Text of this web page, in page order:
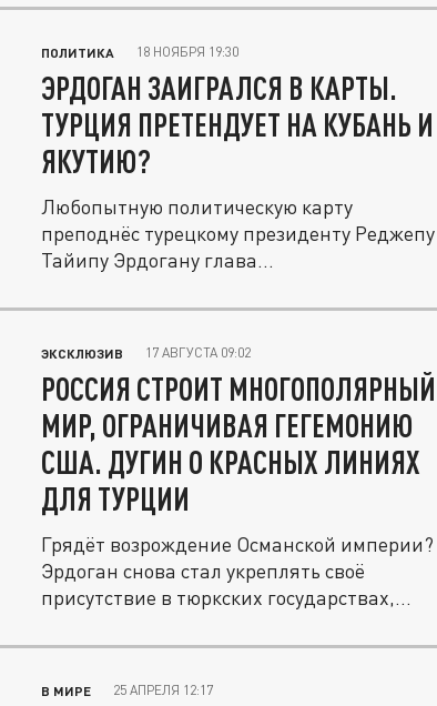
ПОЛИТИКА 18 НОЯБРЯ 19:30
ЭРДОГАН ЗАИГРАЛСЯ В КАРТЫ.
ТУРЦИЯ ПРЕТЕНДУЕТ НА КУБАНЬ И
ЯКУТИЮ?
Любопытную политическую карту
преподнёс турецкому президенту Реджепу
Тайипу Эрдогану глава...
ЭКСКЛЮЗИВ 17 АВГУСТА 09:02
РОССИЯ СТРОИТ МНОГОПОЛЯРНЫЙ
МИР, ОГРАНИЧИВАЯ ГЕГЕМОНИЮ
США. ДУГИН О КРАСНЫХ ЛИНИЯХ
ДЛЯ ТУРЦИИ
Грядёт возрождение Османской империи?
Эрдоган снова стал укреплять своё
присутствие в тюркских государствах,...
В МИРЕ 25 АПРЕЛЯ 12:17